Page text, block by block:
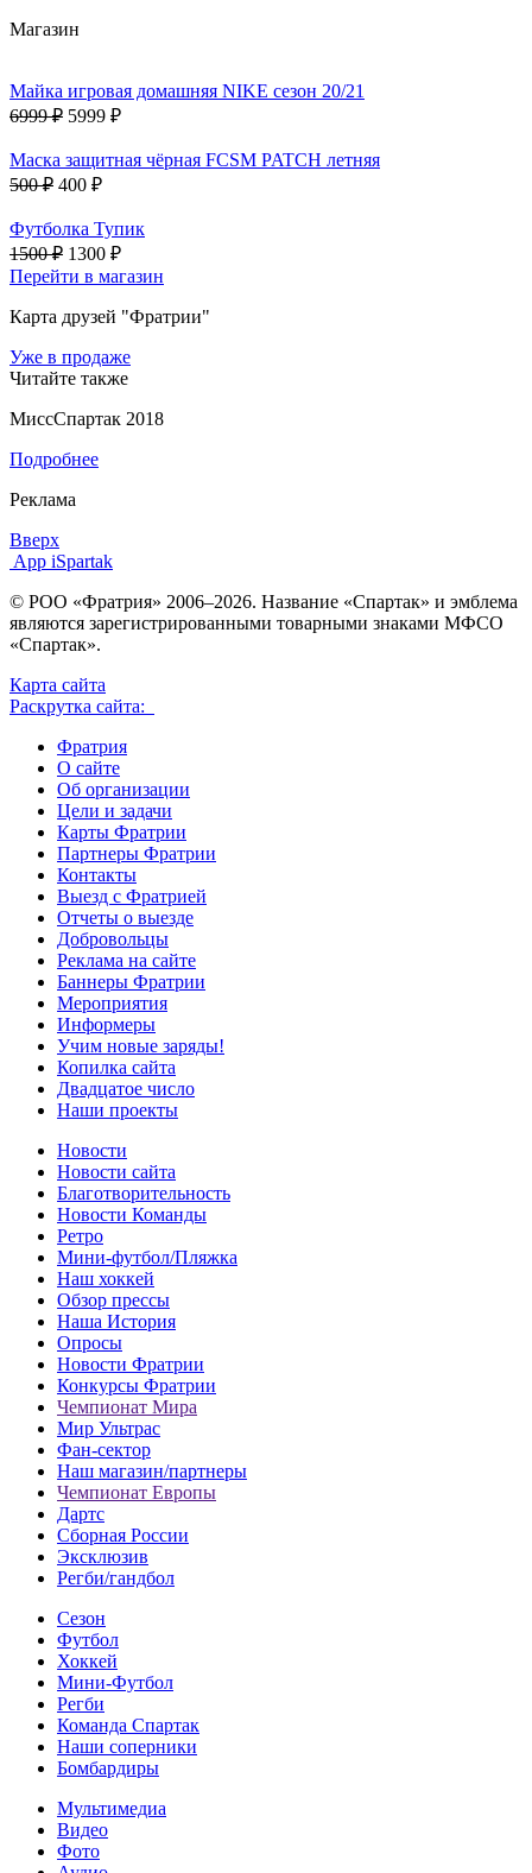
Магазин
Майка игровая домашняя NIKE сезон 20/21
6999 ₽ 5999 ₽
Маска защитная чёрная FCSM PATCH летняя
500 ₽ 400 ₽
Футболка Тупик
1500 ₽ 1300 ₽
Перейти в магазин
Карта друзей "Фратрии"
Уже в продаже
Читайте также
МиссСпартак 2018
Подробнее
Реклама
Вверх
App iSpartak
© РОО «Фратрия» 2006–2026. Название «Спартак» и эмблема
являются зарегистрированными товарными знаками МФСО
«Спартак».
Карта сайта
Раскрутка сайта:
Фратрия
О сайте
Об организации
Цели и задачи
Карты Фратрии
Партнеры Фратрии
Контакты
Выезд с Фратрией
Отчеты о выезде
Добровольцы
Реклама на сайте
Баннеры Фратрии
Мероприятия
Информеры
Учим новые заряды!
Копилка сайта
Двадцатое число
Наши проекты
Новости
Новости сайта
Благотворительность
Новости Команды
Ретро
Мини-футбол/Пляжка
Наш хоккей
Обзор прессы
Наша История
Опросы
Новости Фратрии
Конкурсы Фратрии
Чемпионат Мира
Мир Ультрас
Фан-cектор
Наш магазин/партнеры
Чемпионат Европы
Дартс
Сборная России
Эксклюзив
Регби/гандбол
Сезон
Футбол
Хоккей
Мини-Футбол
Регби
Команда Спартак
Наши соперники
Бомбардиры
Мультимедиа
Видео
Фото